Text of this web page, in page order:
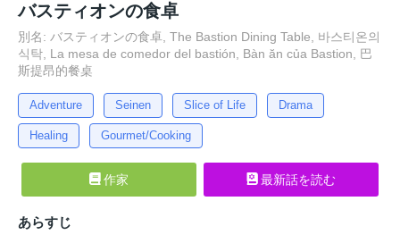
バスティオンの食卓
別名: バスティオンの食卓, The Bastion Dining Table, 바스티온의
식탁, La mesa de comedor del bastión, Bàn ăn của Bastion, 巴
斯提昂的餐桌
Adventure Seinen Slice of Life Drama
Healing Gourmet/Cooking
作家 最新話を読む
あらすじ